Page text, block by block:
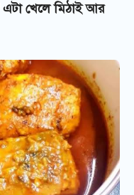
এটা খেলে মিঠাই আর